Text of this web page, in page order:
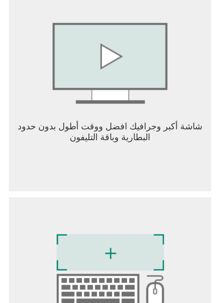
Players who enjoy deep customization, tactical
to love in this dark and captivating adventure.
شاشة أكبر وجرافيك افضل ووقت أطول بدون حدود
البطارية وباقة التليفون